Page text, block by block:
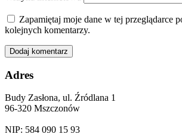
Zapamiętaj moje dane w tej przeglądarce
kolejnych komentarzy.
Adres
Budy Zasłona, ul. Źródlana 1
96-320 Mszczonów
NIP: 584 090 15 93